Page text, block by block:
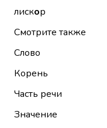
лискор
Смотрите также
Слово
Корень
Часть речи
Значение